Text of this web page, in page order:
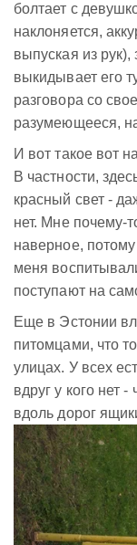
болтает с
наклоняется,
выпуская из рук),
выкидывает его
разговора со
разумеющееся,
И вот такое вот
В частности,
красный свет -
нет. Мне почему-
наверное,
меня
поступают на
Еще в Эстонии
питомцами, что
улицах. У всех
вдруг у кого нет
вдоль дорог